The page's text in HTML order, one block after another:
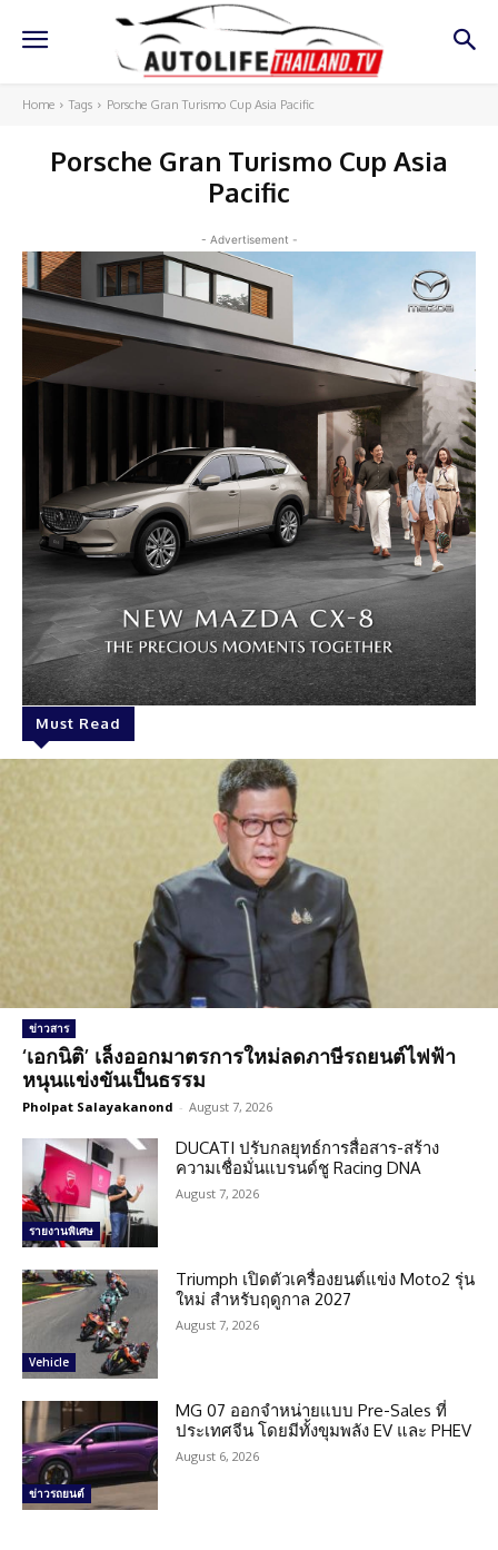
Home Tags Porsche Gran Turismo Cup Asia Pacific
Porsche Gran Turismo Cup Asia
Pacific
- Advertisement -
Must Read
ข่าวสาร
‘เอกนิติ’ เล็งออกมาตรการใหม่ลดภาษีรถยนต์ไฟฟ้า
หนุนแข่งขันเป็นธรรม
Pholpat Salayakanond - August 7, 2026
รายงานพิเศษ
DUCATI ปรับกลยุทธ์การสื่อสาร-สร้าง
ความเชื่อมั่นแบรนด์ชู Racing DNA
August 7, 2026
Vehicle
Triumph เปิดตัวเครื่องยนต์แข่ง Moto2 รุ่น
ใหม่ สำหรับฤดูกาล 2027
August 7, 2026
ข่าวรถยนต์
MG 07 ออกจำหน่ายแบบ Pre-Sales ที่
ประเทศจีน โดยมีทั้งขุมพลัง EV และ PHEV
August 6, 2026